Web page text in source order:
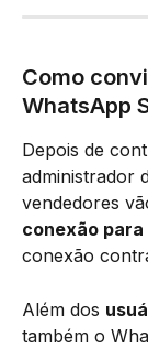
Como
WhatsApp
Depois de
administrador
vendedores
conexão para
conexão
Além dos
também o